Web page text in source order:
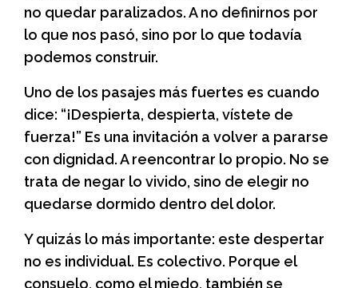
no quedar paralizados. A no definirnos por
lo que nos pasó, sino por lo que todavía
podemos construir.
Uno de los pasajes más fuertes es cuando
dice: “¡Despierta, despierta, vístete de
fuerza!” Es una invitación a volver a pararse
con dignidad. A reencontrar lo propio. No se
trata de negar lo vivido, sino de elegir no
quedarse dormido dentro del dolor.
Y quizás lo más importante: este despertar
no es individual. Es colectivo. Porque el
consuelo, como el miedo, también se